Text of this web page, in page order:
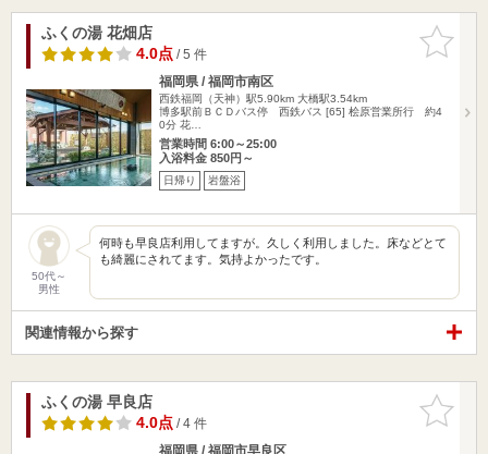
お気に入
りに追加
ふくの湯 花畑店
4.0点/ 5 件
福岡県 / 福岡市南区
西鉄福岡（天神）駅5.90km 大橋駅3.54km
博多駅前ＢＣＤバス停 西鉄バス [65] 桧原営業所行 約4
0分 花…
営業時間 6:00～25:00
入浴料金 850円～
日帰り 岩盤浴
50代～
男性
何時も早良店利用してますが。久しく利用しました。床などとて
も綺麗にされてます。気持よかったです。
関連情報から探す
お気に入
りに追加
ふくの湯 早良店
4.0点/ 4 件
福岡県 / 福岡市早良区